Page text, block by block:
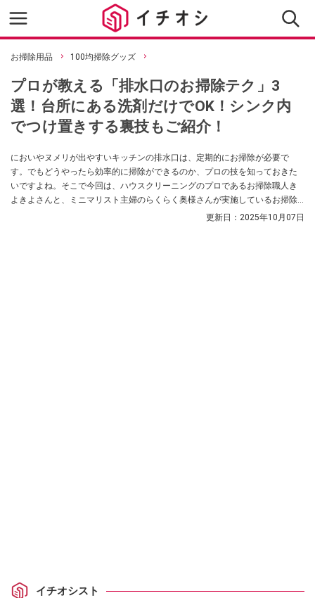
お掃除用品 100均掃除グッズ
プロが教える「排水口のお掃除テク」3
選！台所にある洗剤だけでOK！シンク内
でつけ置きする裏技もご紹介！
においやヌメリが出やすいキッチンの排水口は、定期的にお掃除が必要で
す。でもどうやったら効率的に掃除ができるのか、プロの技を知っておきた
いですよね。そこで今回は、ハウスクリーニングのプロであるお掃除職人き
よきよさんと、ミニマリスト主婦のらくらく奥様さんが実施しているお掃除
テクをご紹介！ 家にある洗剤やアイテムを使う方法や、臭いを抑える方法も
更新日： 2025年10月07日
イチオシスト